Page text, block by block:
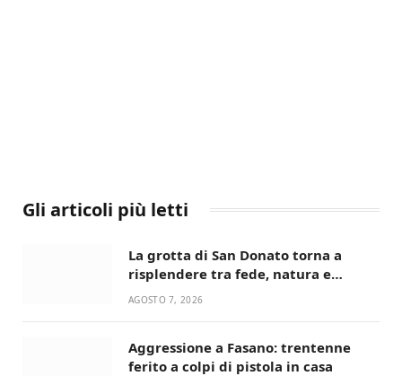
Gli articoli più letti
La grotta di San Donato torna a
risplendere tra fede, natura e
devozione
AGOSTO 7, 2026
Aggressione a Fasano: trentenne
ferito a colpi di pistola in casa